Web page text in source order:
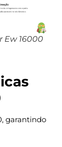
Ew 16000
garantindo